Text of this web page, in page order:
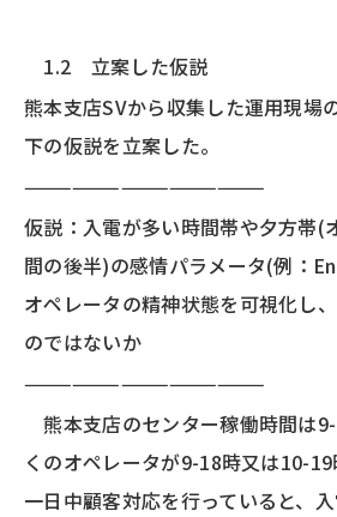
1.2 立案した仮説
熊本支店SVから収集した運用現場
下の仮説を立案した。
———————————————
仮説：入電が多い時間帯や夕方帯(
間の後半)の感情パラメータ(例：
オペレータの精神状態を可視化し
のではないか
———————————————
熊本支店のセンター稼働時間は
くのオペレータが9-18時又は10-19
一日中顧客対応を行っていると、